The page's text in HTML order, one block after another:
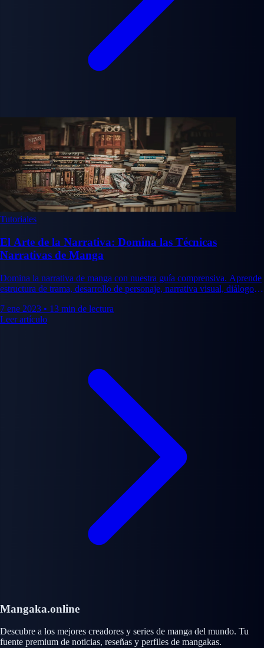
Tutoriales
El Arte de la Narrativa: Domina las Técnicas
Narrativas de Manga
Domina la narrativa de manga con nuestra guía comprensiva. Aprende
estructura de trama, desarrollo de personaje, narrativa visual, diálogo y
7 ene 2023 • 13 min de lectura
Leer artículo
Mangaka.online
Descubre a los mejores creadores y series de manga del mundo. Tu
fuente premium de noticias, reseñas y perfiles de mangakas.